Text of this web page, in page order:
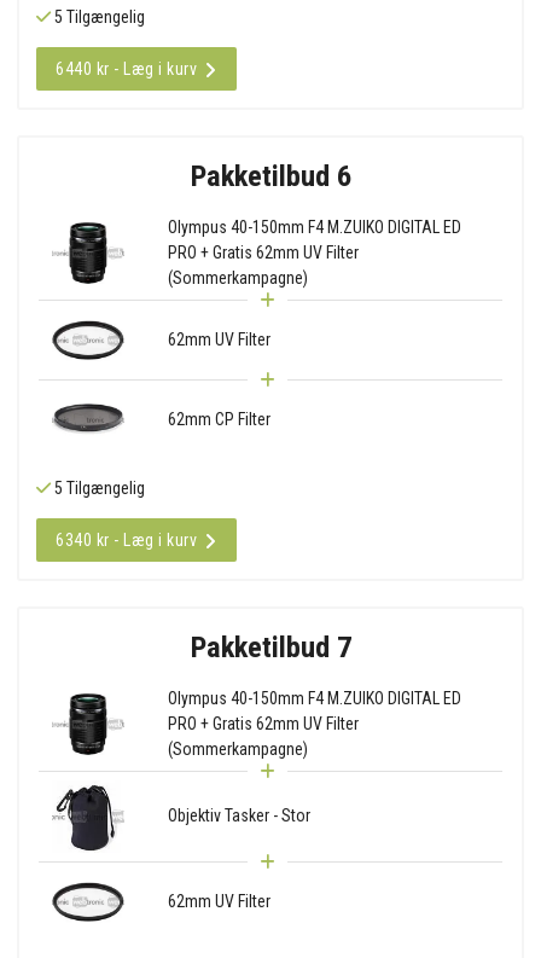
5 Tilgængelig
6440 kr - Læg i kurv
Pakketilbud 6
Olympus 40-150mm F4 M.ZUIKO DIGITAL ED
PRO + Gratis 62mm UV Filter
(Sommerkampagne)
62mm UV Filter
62mm CP Filter
5 Tilgængelig
6340 kr - Læg i kurv
Pakketilbud 7
Olympus 40-150mm F4 M.ZUIKO DIGITAL ED
PRO + Gratis 62mm UV Filter
(Sommerkampagne)
Objektiv Tasker - Stor
62mm UV Filter